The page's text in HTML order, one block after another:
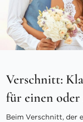
Verschnitt:
für einen oder
Beim Verschnitt, der